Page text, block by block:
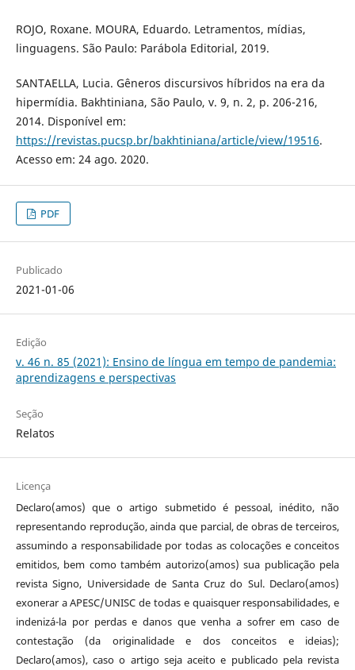
ROJO, Roxane. MOURA, Eduardo. Letramentos, mídias,
linguagens. São Paulo: Parábola Editorial, 2019.
SANTAELLA, Lucia. Gêneros discursivos híbridos na era da
hipermídia. Bakhtiniana, São Paulo, v. 9, n. 2, p. 206-216,
2014. Disponível em:
https://revistas.pucsp.br/bakhtiniana/article/view/19516.
Acesso em: 24 ago. 2020.
PDF
Publicado
2021-01-06
Edição
v. 46 n. 85 (2021): Ensino de língua em tempo de pandemia:
aprendizagens e perspectivas
Seção
Relatos
Licença
Declaro(amos) que o artigo submetido é pessoal, inédito, não
representando reprodução, ainda que parcial, de obras de terceiros,
assumindo a responsabilidade por todas as colocações e conceitos
emitidos, bem como também autorizo(amos) sua publicação pela
revista Signo, Universidade de Santa Cruz do Sul. Declaro(amos)
exonerar a APESC/UNISC de todas e quaisquer responsabilidades, e
indenizá-la por perdas e danos que venha a sofrer em caso de
contestação (da originalidade e dos conceitos e ideias);
Declaro(amos), caso o artigo seja aceito e publicado pela revista